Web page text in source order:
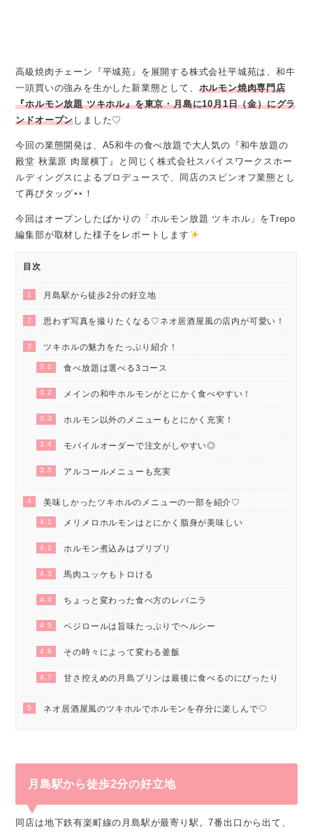
高級焼肉チェーン『平城苑』を展開する株式会社平城苑は、和牛
一頭買いの強みを生かした新業態として、 ホルモン焼肉専門店
『ホルモン放題 ツキホル』を東京・月島に10月1日（金）にグラ
ンドオープンしました♡
今回の業態開発は、A5和牛の食べ放題で大人気の『和牛放題の
殿堂 秋葉原 肉屋横丁』と同じく株式会社スパイスワークスホー
ルディングスによるプロデュースで、同店のスピンオフ業態とし
て再びタッグ
！
今回はオープンしたばかりの「ホルモン放題 ツキホル」をTrepo
編集部が取材した様子をレポートします
目次
1 月島駅から徒歩2分の好立地
2 思わず写真を撮りたくなる♡ネオ居酒屋風の店内が可愛い！
3 ツキホルの魅力をたっぷり紹介！
3.1 食べ放題は選べる3コース
3.2 メインの和牛ホルモンがとにかく食べやすい！
3.3 ホルモン以外のメニューもとにかく充実！
3.4 モバイルオーダーで注文がしやすい◎
3.5 アルコールメニューも充実
4 美味しかったツキホルのメニューの一部を紹介♡
4.1 メリメロホルモンはとにかく脂身が美味しい
4.2 ホルモン煮込みはプリプリ
4.3 馬肉ユッケもトロける
4.4 ちょっと変わった食べ方のレバニラ
4.5 ベジロールは旨味たっぷりでヘルシー
4.6 その時々によって変わる釜飯
4.7 甘さ控えめの月島プリンは最後に食べるのにぴったり
5 ネオ居酒屋風のツキホルでホルモンを存分に楽しんで♡
月島駅から徒歩2分の好立地
同店は地下鉄有楽町線の月島駅が最寄り駅。7番出口から出て、